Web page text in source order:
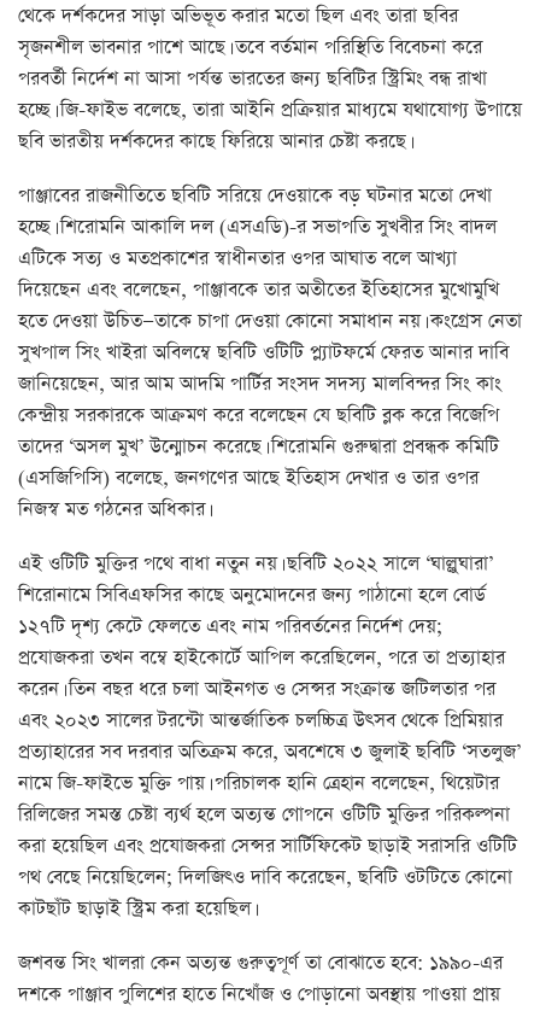
থেকে দর্শকদের সাড়া অভিভূত করার মতো ছিল এবং তারা ছবির
সৃজনশীল ভাবনার পাশে আছে। তবে বর্তমান পরিস্থিতি বিবেচনা করে
পরবর্তী নির্দেশ না আসা পর্যন্ত ভারতের জন্য ছবিটির স্ট্রিমিং বন্ধ রাখা
হচ্ছে। জি-ফাইভ বলেছে, তারা আইনি প্রক্রিয়ার মাধ্যমে যথাযোগ্য উপায়ে
ছবি ভারতীয় দর্শকদের কাছে ফিরিয়ে আনার চেষ্টা করছে।
পাঞ্জাবের রাজনীতিতে ছবিটি সরিয়ে দেওয়াকে বড় ঘটনার মতো দেখা
হচ্ছে। শিরোমনি আকালি দল (এসএডি)-র সভাপতি সুখবীর সিং বাদল
এটিকে সত্য ও মতপ্রকাশের স্বাধীনতার ওপর আঘাত বলে আখ্যা
দিয়েছেন এবং বলেছেন, পাঞ্জাবকে তার অতীতের ইতিহাসের মুখোমুখি
হতে দেওয়া উচিত—তাকে চাপা দেওয়া কোনো সমাধান নয়। কংগ্রেস নেতা
সুখপাল সিং খাইরা অবিলম্বে ছবিটি ওটিটি প্ল্যাটফর্মে ফেরত আনার দাবি
জানিয়েছেন, আর আম আদমি পার্টির সংসদ সদস্য মালবিন্দর সিং কাং
কেন্দ্রীয় সরকারকে আক্রমণ করে বলেছেন যে ছবিটি ব্লক করে বিজেপি
তাদের ‘অসল মুখ’ উন্মোচন করেছে। শিরোমনি গুরুদ্বারা প্রবন্ধক কমিটি
(এসজিপিসি) বলেছে, জনগণের আছে ইতিহাস দেখার ও তার ওপর
নিজস্ব মত গঠনের অধিকার।
এই ওটিটি মুক্তির পথে বাধা নতুন নয়। ছবিটি ২০২২ সালে ‘ঘাল্লুঘারা’
শিরোনামে সিবিএফসির কাছে অনুমোদনের জন্য পাঠানো হলে বোর্ড
১২৭টি দৃশ্য কেটে ফেলতে এবং নাম পরিবর্তনের নির্দেশ দেয়;
প্রযোজকরা তখন বম্বে হাইকোর্টে আপিল করেছিলেন, পরে তা প্রত্যাহার
করেন। তিন বছর ধরে চলা আইনগত ও সেন্সর সংক্রান্ত জটিলতার পর
এবং ২০২৩ সালের টরন্টো আন্তর্জাতিক চলচ্চিত্র উৎসব থেকে প্রিমিয়ার
প্রত্যাহারের সব দরবার অতিক্রম করে, অবশেষে ৩ জুলাই ছবিটি ‘সতলুজ’
নামে জি-ফাইভে মুক্তি পায়। পরিচালক হানি ত্রেহান বলেছেন, থিয়েটার
রিলিজের সমস্ত চেষ্টা ব্যর্থ হলে অত্যন্ত গোপনে ওটিটি মুক্তির পরিকল্পনা
করা হয়েছিল এবং প্রযোজকরা সেন্সর সার্টিফিকেট ছাড়াই সরাসরি ওটিটি
পথ বেছে নিয়েছিলেন; দিলজিৎও দাবি করেছেন, ছবিটি ওটটিতে কোনো
কাটছাঁট ছাড়াই স্ট্রিম করা হয়েছিল।
জশবন্ত সিং খালরা কেন অত্যন্ত গুরুত্বপূর্ণ তা বোঝাতে হবে: ১৯৯০-এর
দশকে পাঞ্জাব পুলিশের হাতে নিখোঁজ ও পোড়ানো অবস্থায় পাওয়া প্রায়